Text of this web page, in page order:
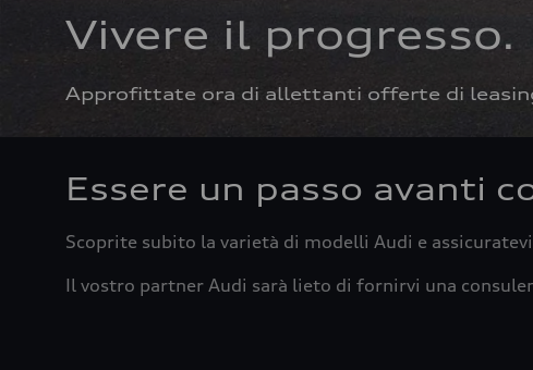
Vivere il progresso.
Approfittate ora di allettanti offerte di
Essere un passo avanti
Scoprite subito la varietà di modelli Audi e
Il vostro partner Audi sarà lieto di fornirvi una